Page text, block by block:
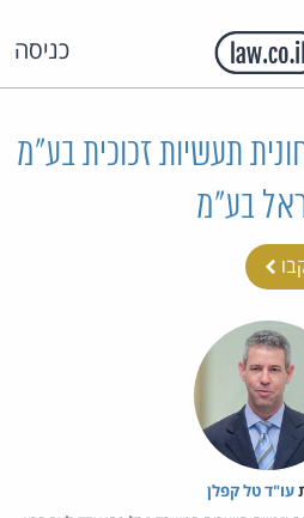
כניסה
08 בטחונית תעשיות זכוכית בע"מ
בע"מ
עו"ד טל קפלן